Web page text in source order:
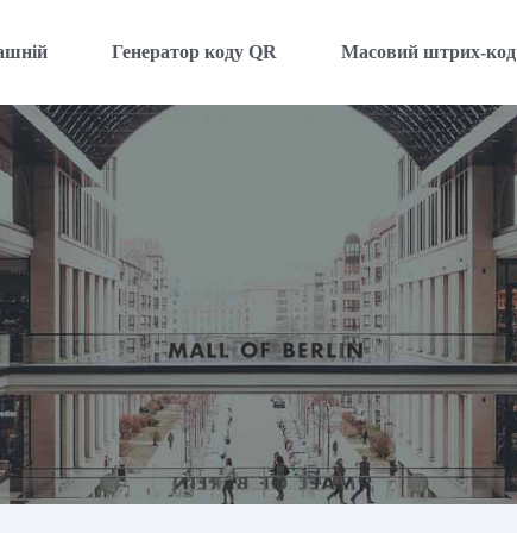
Генератор коду QR Масовий штрих-код